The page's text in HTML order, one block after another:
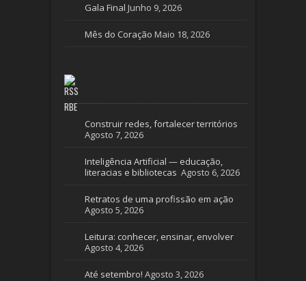
Gala Final Junho 9, 2026
Mês do Coração Maio 18, 2026
RBE
Construir redes, fortalecer territórios
Agosto 7, 2026
Inteligência Artificial — educação,
literacias e bibliotecas Agosto 6, 2026
Retratos de uma profissão em ação
Agosto 5, 2026
Leitura: conhecer, ensinar, envolver
Agosto 4, 2026
Até setembro! Agosto 3, 2026